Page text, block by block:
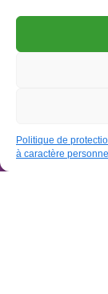
Politique de
à caractère personnel
Agenda